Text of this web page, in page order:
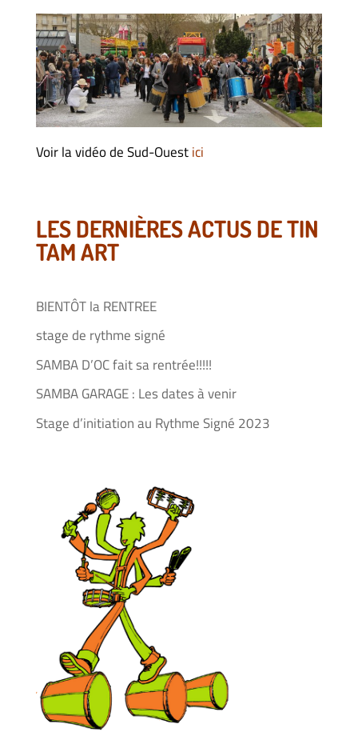
Voir la vidéo de Sud-Ouestici
LES DERNIÈRES ACTUS DE TIN
TAM ART
BIENTÔT la RENTREE
stage de rythme signé
SAMBA D’OC fait sa rentrée!!!!!
SAMBA GARAGE : Les dates à venir
Stage d’initiation au Rythme Signé 2023